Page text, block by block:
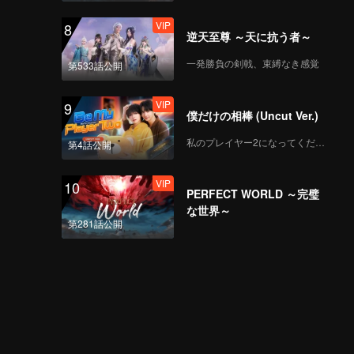
8
第533話公開
VIP
逆天至尊 ～天に抗う者～
一発勝負の剣戟、束縛なき感覚
9
第4話公開
VIP
僕だけの相棒 (Uncut Ver.)
私のプレイヤー2になってください
10
第281話公開
VIP
PERFECT WORLD ～完璧
な世界～